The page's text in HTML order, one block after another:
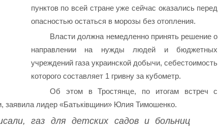
пунктов по всей стране уже сейчас оказались перед
опасностью остаться в морозы без отопления.
Власти должна немедленно принять решение о
направлении на нужды людей и бюджетных
учреждений газа украинской добычи, себестоимость
которого составляет 1 гривну за кубометр.
Об этом в Тростянце, по итогам встреч с
заявила лидер «Батьківщини» Юлия Тимошенко.
газ для детских садов и больниц